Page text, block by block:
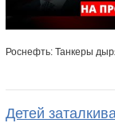
Роснефть: Танкеры
Детей